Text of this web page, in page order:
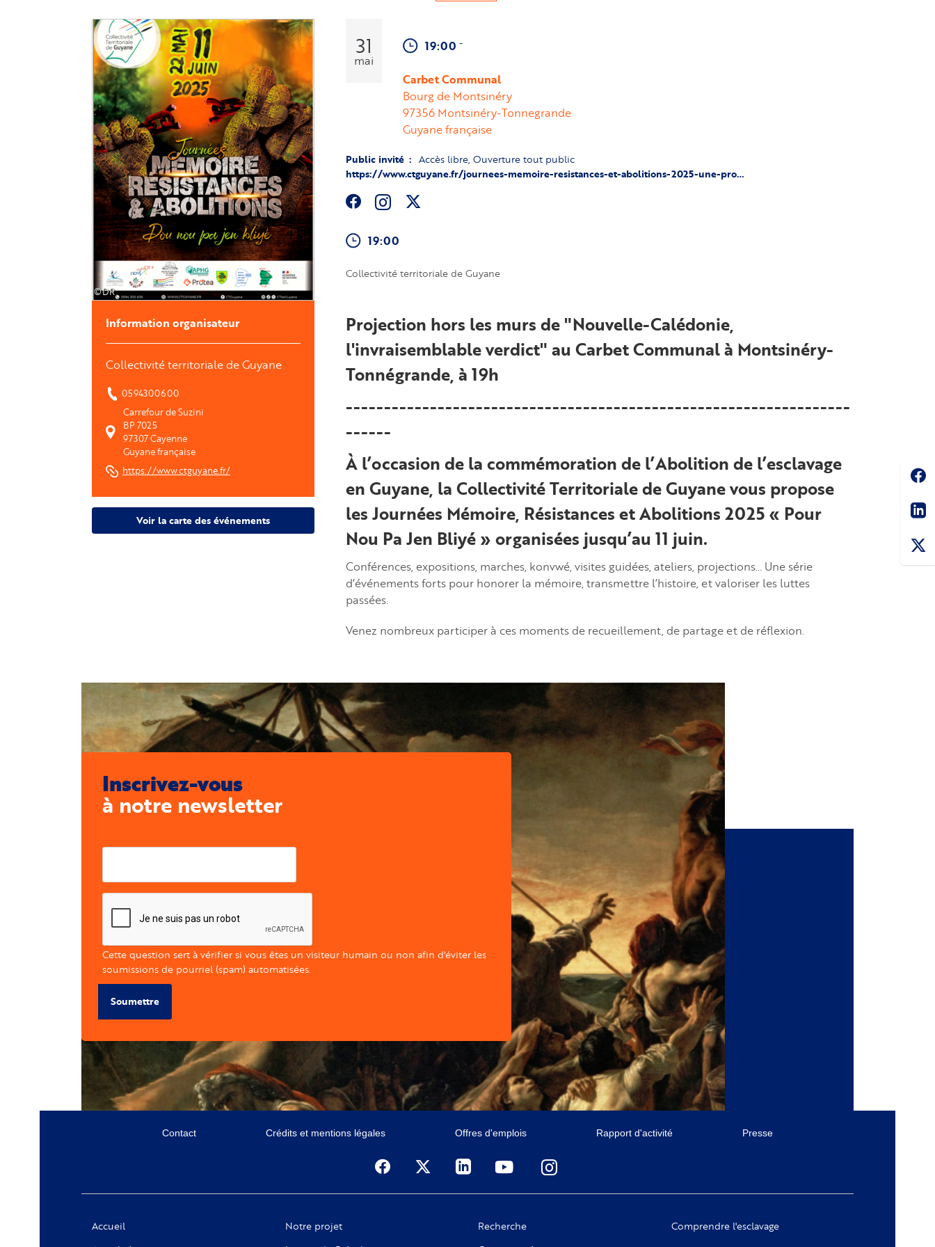
Image
©DR
Information organisateur
Collectivité territoriale de Guyane
0594300600
Carrefour de Suzini
BP 7025
97307Cayenne
Guyane française
https://www.ctguyane.fr/
Voir la carte des événements
31
mai
19:00 -
Carbet Communal
Bourg de Montsinéry
97356 Montsinéry-Tonnegrande
Guyane française
Public invité Accès libre Ouverture tout public
https://www.ctguyane.fr/journees-memoire-resistances-et-abolitions-2025-une-pro…
19:00
Collectivité territoriale de Guyane
Projection hors les murs de "Nouvelle-Calédonie,
l'invraisemblable verdict" au Carbet Communal à Montsinéry-
Tonnégrande, à 19h
------------------------------------------------------------------
------
À l’occasion de la commémoration de l’Abolition de l’esclavage
en Guyane, la Collectivité Territoriale de Guyane vous propose
les Journées Mémoire, Résistances et Abolitions 2025 « Pour
Nou Pa Jen Bliyé » organisées jusqu’au 11 juin.
Conférences, expositions, marches, konvwé, visites guidées, ateliers, projections… Une série
d’événements forts pour honorer la mémoire, transmettre l’histoire, et valoriser les luttes
passées.
Venez nombreux participer à ces moments de recueillement, de partage et de réflexion.
Inscrivez-vous
à notre newsletter
Cette question sert à vérifier si vous êtes un visiteur humain ou non afin d'éviter les
soumissions de pourriel (spam) automatisées.
Soumettre
Contact Crédits et mentions légales Offres d'emplois Rapport d'activité Presse
Accueil
Notre projet
Recherche
Comprendre l'esclavage